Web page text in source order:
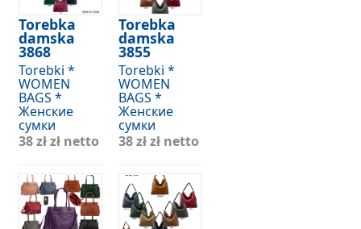
Torebka
damska
3868
Torebki *
WOMEN
BAGS *
Женские
сумки
38 złzł netto
Torebka
damska
3855
Torebki *
WOMEN
BAGS *
Женские
сумки
38 złzł netto